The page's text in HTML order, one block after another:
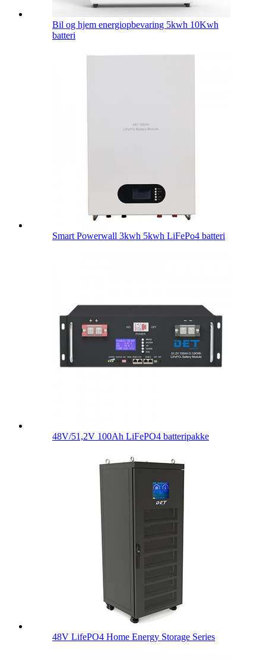
Bil og hjem energiopbevaring 5kwh 10Kwh
batteri
Smart Powerwall 3kwh 5kwh LiFePo4 batteri
48V/51,2V 100Ah LiFePO4 batteripakke
48V LifePO4 Home Energy Storage Series